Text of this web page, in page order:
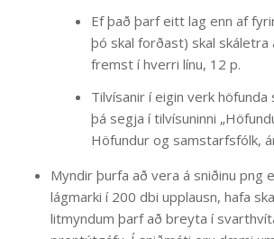
Ef það þarf eitt lag enn af
þó skal forðast) skal
fremst í hverri línu, 12 p.
Tilvísanir í eigin verk höfunda
þá segja í tilvísuninni
Höfundur og samstarfsfólk,
Myndir þurfa að vera á sniðinu png
lágmarki í 200 dbi upplausn, hafa
litmyndum þarf að breyta í